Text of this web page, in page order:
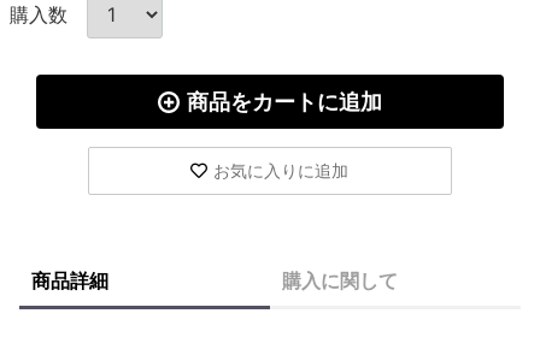
購入数
商品をカートに追加
お気に入りに追加
商品詳細 購入に関して